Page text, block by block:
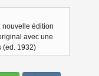
nouvelle édition
avec une
(ed. 1932)